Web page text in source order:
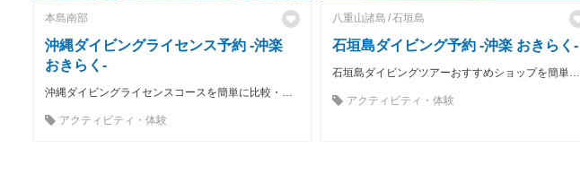
本島南部
沖縄ダイビングライセンス予約 -沖楽
おきらく-
沖縄ダイビングライセンスコースを簡単に比較・予約 ！
アクティビティ・体験
八重山諸島 石垣島
石垣島ダイビング予約 -沖楽 おきらく-
石垣島ダイビングツアーおすすめショップを簡単に比較・予約 ！
アクティビティ・体験